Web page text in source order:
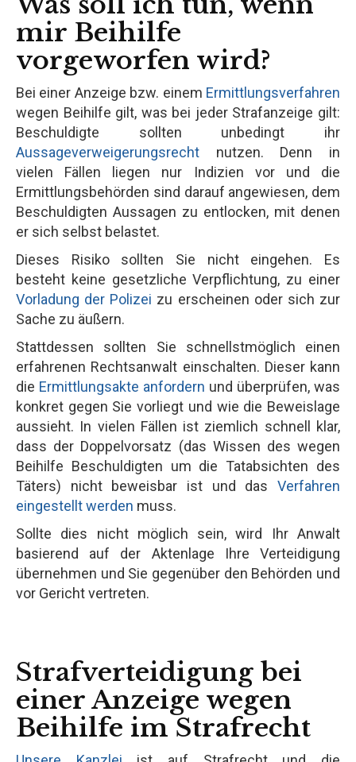
mir Beihilfe
vorgeworfen wird?
Bei einer Anzeige bzw. einem Ermittlungsverfahren
wegen Beihilfe gilt, was bei jeder Strafanzeige gilt:
Beschuldigte sollten unbedingt ihr
Aussageverweigerungsrecht nutzen. Denn in
vielen Fällen liegen nur Indizien vor und die
Ermittlungsbehörden sind darauf angewiesen, dem
Beschuldigten Aussagen zu entlocken, mit denen
er sich selbst belastet.
Dieses Risiko sollten Sie nicht eingehen. Es
besteht keine gesetzliche Verpflichtung, zu einer
Vorladung der Polizei zu erscheinen oder sich zur
Sache zu äußern.
Stattdessen sollten Sie schnellstmöglich einen
erfahrenen Rechtsanwalt einschalten. Dieser kann
die Ermittlungsakte anfordern und überprüfen, was
konkret gegen Sie vorliegt und wie die Beweislage
aussieht. In vielen Fällen ist ziemlich schnell klar,
dass der Doppelvorsatz (das Wissen des wegen
Beihilfe Beschuldigten um die Tatabsichten des
Täters) nicht beweisbar ist und das Verfahren
eingestellt werden muss.
Sollte dies nicht möglich sein, wird Ihr Anwalt
basierend auf der Aktenlage Ihre Verteidigung
übernehmen und Sie gegenüber den Behörden und
vor Gericht vertreten.
Strafverteidigung bei
einer Anzeige wegen
Beihilfe im Strafrecht